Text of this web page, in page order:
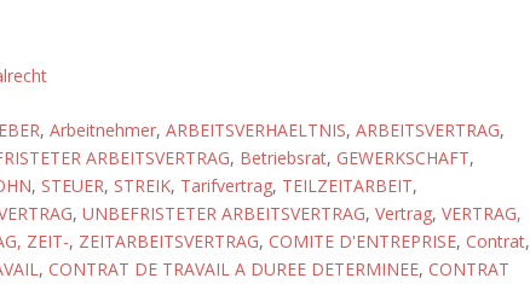
, Arbeitnehmer, ARBEITSVERHAELTNIS, ARBEITSVERTRAG,
ARBEITSVERTRAG, Betriebsrat, GEWERKSCHAFT,
, STEUER, STREIK, Tarifvertrag, TEILZEITARBEIT,
, UNBEFRISTETER ARBEITSVERTRAG, Vertrag, VERTRAG,
ZEIT-, ZEITARBEITSVERTRAG, COMITE D'ENTREPRISE, Contrat,
, CONTRAT DE TRAVAIL A DUREE DETERMINEE, CONTRAT